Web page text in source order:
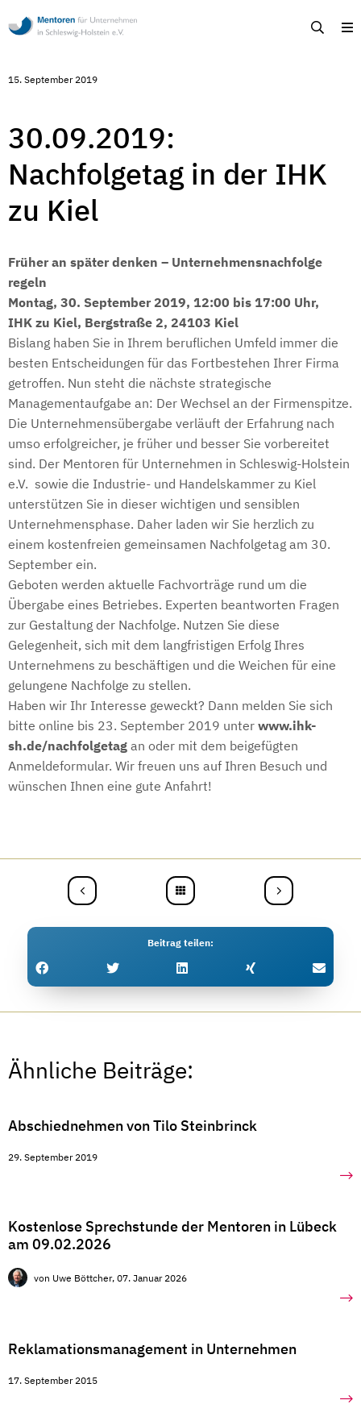
Unternehmensberatung
Schleswig-
Holstein
Suche
15. September 2019
30.09.2019:
Nachfolgetag in der IHK
zu Kiel
Früher an später denken – Unternehmensnachfolge
regeln
Montag, 30. September 2019, 12:00 bis 17:00 Uhr,
IHK zu Kiel, Bergstraße 2, 24103 Kiel
Bislang haben Sie in Ihrem beruflichen Umfeld immer die
besten Entscheidungen für das Fortbestehen Ihrer Firma
getroffen. Nun steht die nächste strategische
Managementaufgabe an: Der Wechsel an der Firmenspitze.
Die Unternehmensübergabe verläuft der Erfahrung nach
umso erfolgreicher, je früher und besser Sie vorbereitet
sind. Der Mentoren für Unternehmen in Schleswig-Holstein
e.V. sowie die Industrie- und Handelskammer zu Kiel
unterstützen Sie in dieser wichtigen und sensiblen
Unternehmensphase. Daher laden wir Sie herzlich zu
einem kostenfreien gemeinsamen Nachfolgetag am 30.
September ein.
Geboten werden aktuelle Fachvorträge rund um die
Übergabe eines Betriebes. Experten beantworten Fragen
zur Gestaltung der Nachfolge. Nutzen Sie diese
Gelegenheit, sich mit dem langfristigen Erfolg Ihres
Unternehmens zu beschäftigen und die Weichen für eine
gelungene Nachfolge zu stellen.
Haben wir Ihr Interesse geweckt? Dann melden Sie sich
bitte online bis 23. September 2019 unter www.ihk-
sh.de/nachfolgetag an oder mit dem beigefügten
Anmeldeformular. Wir freuen uns auf Ihren Besuch und
wünschen Ihnen eine gute Anfahrt!
Beitrag teilen
Ähnliche Beiträge:
Abschiednehmen von Tilo Steinbrinck
29. September 2019
Kostenlose Sprechstunde der Mentoren in Lübeck
am 09.02.2026
von Uwe Böttcher, 07. Januar 2026
Reklamationsmanagement in Unternehmen
17. September 2015